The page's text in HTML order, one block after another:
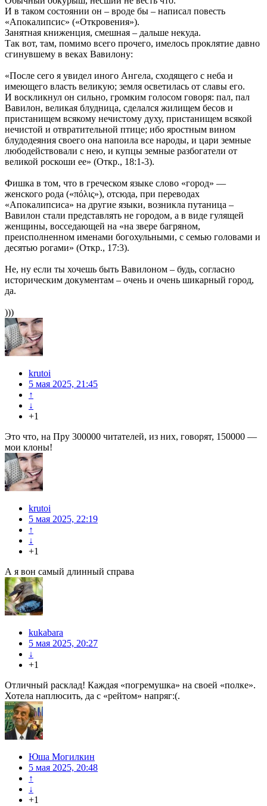
И в таком состоянии он – вроде бы – написал повесть
«Апокалипсис» («Откровения»).
Занятная книженция, смешная – дальше некуда.
Так вот, там, помимо всего прочего, имелось проклятие давно
сгинувшему в веках Вавилону:
«После сего я увидел иного Ангела, сходящего с неба и
имеющего власть великую; земля осветилась от славы его.
И воскликнул он сильно, громким голосом говоря: пал, пал
Вавилон, великая блудница, сделался жилищем бесов и
пристанищем всякому нечистому духу, пристанищем всякой
нечистой и отвратительной птице; ибо яростным вином
блудодеяния своего она напоила все народы, и цари земные
любодействовали с нею, и купцы земные разбогатели от
великой роскоши ее» (Откр., 18:1-3).
Фишка в том, что в греческом языке слово «город» —
женского рода («πόλις»), отсюда, при переводах
«Апокалипсиса» на другие языки, возникла путаница –
Вавилон стали представлять не городом, а в виде гулящей
женщины, восседающей на «на звере багряном,
преисполненном именами богохульными, с семью головами и
десятью рогами» (Откр., 17:3).
Не, ну если ты хочешь быть Вавилоном – будь, согласно
историческим документам – очень и очень шикарный город,
да.
)))
krutoi
5 мая 2025, 21:45
↑
↓
+1
Это что, на Пру 300000 читателей, из них, говорят, 150000 —
мои клоны!
krutoi
5 мая 2025, 22:19
↑
↓
+1
А я вон самый длинный справа
kukabara
5 мая 2025, 20:27
↓
+1
Отличный расклад! Каждая «погремушка» на своей «полке».
Хотела наплюсить, да с «рейтом» напряг:(.
Юша Могилкин
5 мая 2025, 20:48
↑
↓
+1